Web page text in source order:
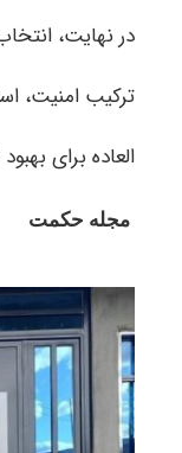
در نهایت،
ترکیب امنیت،
العاده برای
مجله حکمت